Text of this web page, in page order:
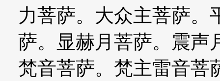
力菩萨。大众主菩萨。
萨。显赫月菩萨。震声
梵音菩萨。梵主雷音菩